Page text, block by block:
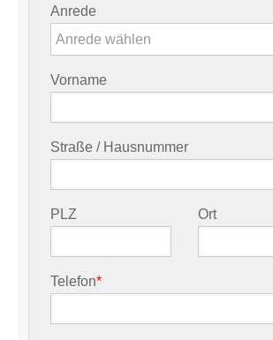
Anrede
Anrede wählen
Vorname
Straße / Hausnummer
PLZ Ort
Telefon*